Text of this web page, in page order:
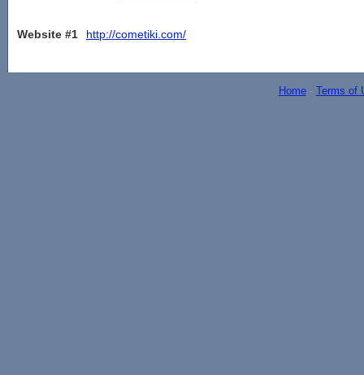
Website #1 http://cometiki.com/
Home- Terms of